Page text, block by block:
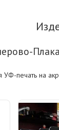
печать на